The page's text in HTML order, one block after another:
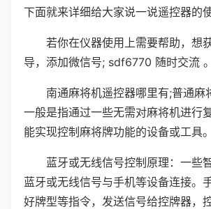
下面就来详细给大家说一说遥控器的
若你在仪器使用上需要帮助，想
导，添加微信号; sdf6770 随时交流 。
南通麻将机遥控器哪里有;普通麻
一般是指通过一些无需对麻将机进行
能实现控制麻将牌功能的设备或工具。
蓝牙或无线信号控制原理：一些
蓝牙或无线信号与手机等设备连接。
好牌型等指令，发送信号给控牌器，